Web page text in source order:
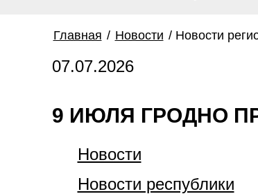
Главная / Новости / Новости
07.07.2026
9 ИЮЛЯ ГРОДНО
Новости
Новости республики